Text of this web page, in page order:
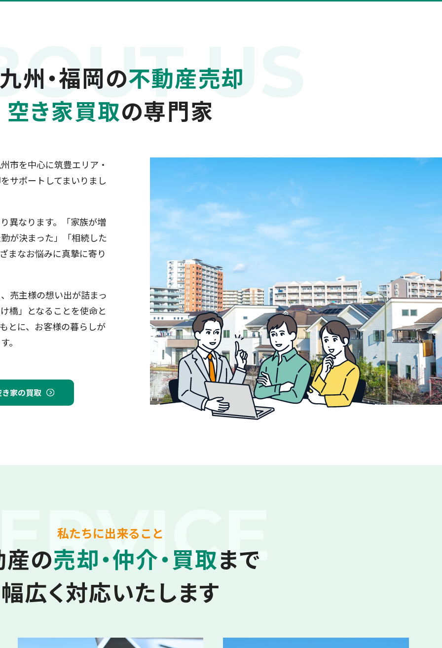
US
州・福岡の不動産売却
空き家買取の専門家
市を中心に筑豊エリア・
サポートしてまいりまし
異なります。「家族が増
が決まった」「相続した
まなお悩みに真摯に寄り
売主様の想い出が詰まっ
橋」となることを使命と
とに、お客様の暮らしが
。
家の買取
私たちに出来ること
の売却・仲介・買取まで
幅広く対応いたします